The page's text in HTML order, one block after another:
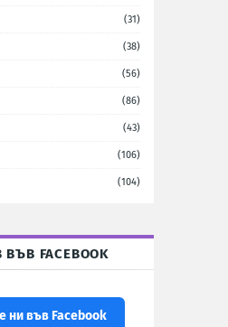
(31)
(38)
(56)
(86)
(43)
(106)
(104)
FACEBOOK
ни във Facebook